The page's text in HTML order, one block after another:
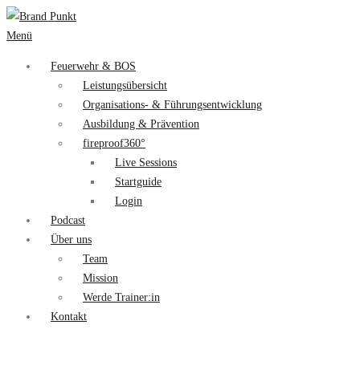
Menü
Feuerwehr & BOS
Leistungsübersicht
Organisations- & Führungsentwicklung
Ausbildung & Prävention
fireproof360°
Live Sessions
Startguide
Login
Podcast
Über uns
Team
Mission
Werde Trainer:in
Kontakt